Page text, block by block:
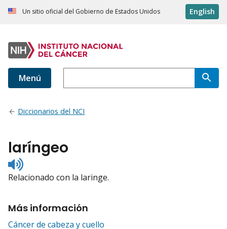
Un sitio oficial del Gobierno de Estados Unidos English
Menú
Diccionarios del NCI
laríngeo
Listen
to
pronunciation
Relacionado con la laringe.
Más información
Cáncer de cabeza y cuello